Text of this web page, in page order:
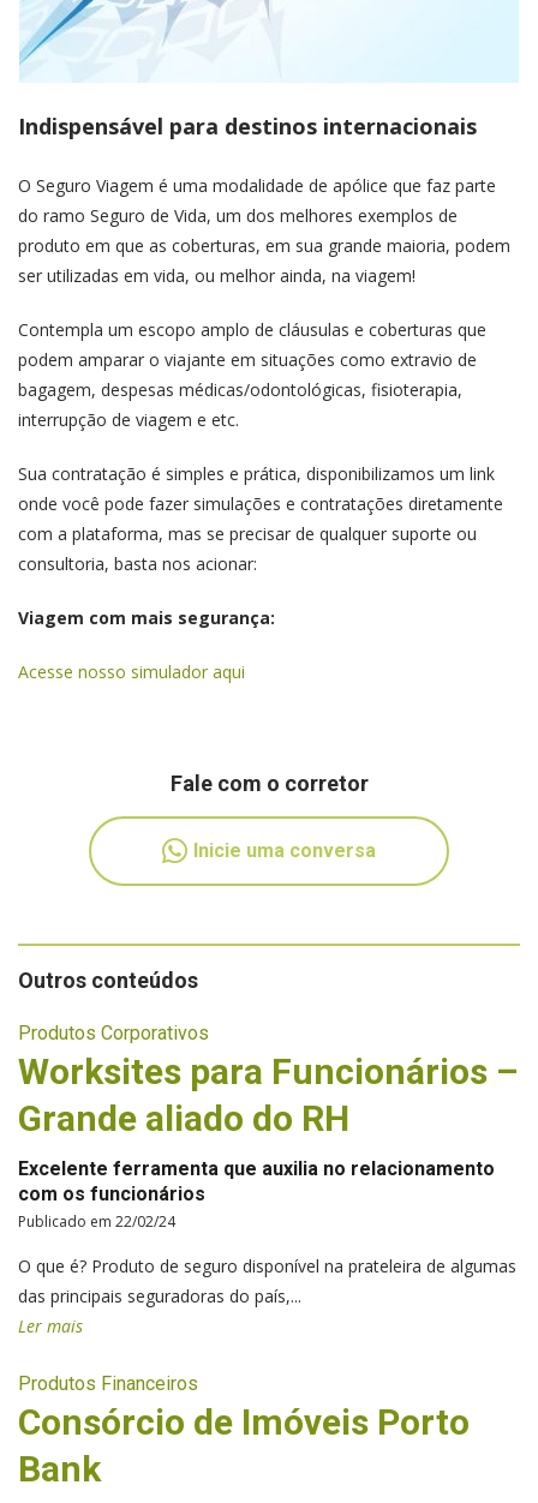
Indispensável para destinos internacionais
O Seguro Viagem é uma modalidade de apólice que faz parte
do ramo Seguro de Vida, um dos melhores exemplos de
produto em que as coberturas, em sua grande maioria, podem
ser utilizadas em vida, ou melhor ainda, na viagem!
Contempla um escopo amplo de cláusulas e coberturas que
podem amparar o viajante em situações como extravio de
bagagem, despesas médicas/odontológicas, fisioterapia,
interrupção de viagem e etc.
Sua contratação é simples e prática, disponibilizamos um link
onde você pode fazer simulações e contratações diretamente
com a plataforma, mas se precisar de qualquer suporte ou
consultoria, basta nos acionar:
Viagem com mais segurança:
Acesse nosso simulador aqui
Fale com o corretor
Inicie uma conversa
Outros conteúdos
Produtos Corporativos
Worksites para Funcionários –
Grande aliado do RH
Excelente ferramenta que auxilia no relacionamento
com os funcionários
Publicado em 22/02/24
O que é? Produto de seguro disponível na prateleira de algumas
das principais seguradoras do país,...
Ler mais
Produtos Financeiros
Consórcio de Imóveis Porto
Bank